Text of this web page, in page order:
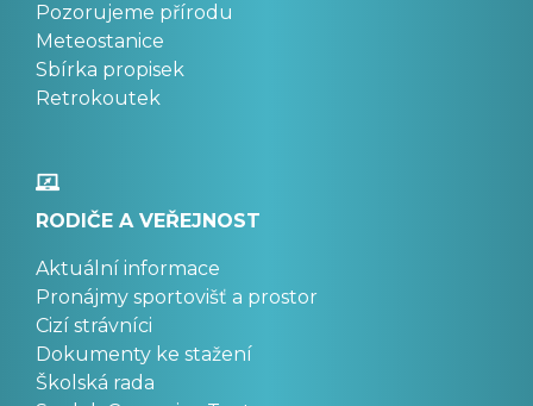
Pozorujeme přírodu
Meteostanice
Sbírka propisek
Retrokoutek
RODIČE A VEŘEJNOST
Aktuální informace
Pronájmy sportovišť a prostor
Cizí strávníci
Dokumenty ke stažení
Školská rada